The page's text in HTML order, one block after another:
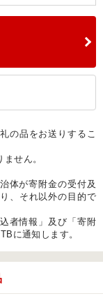
の品をお送りするこ
せん。
体が寄附金の受付及
、それ以外の目的で
者情報」及び「寄附
に通知します。